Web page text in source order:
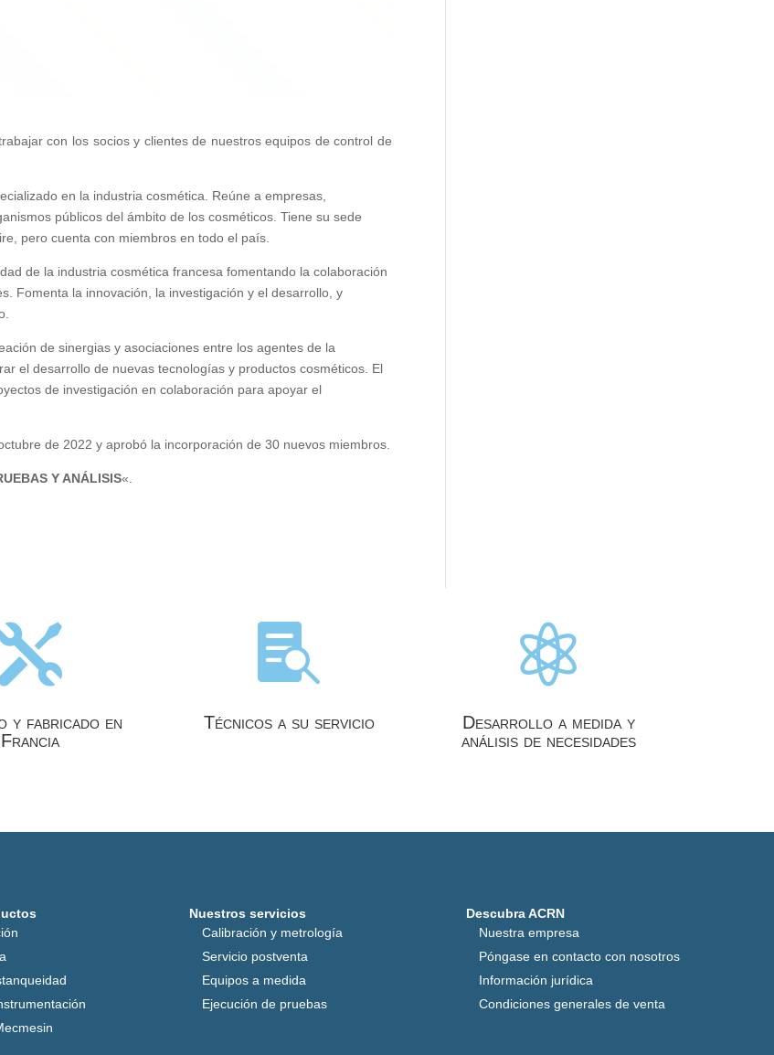
con los socios y clientes de nuestros equipos de control de
en la industria cosmética. Reúne a empresas,
públicos del ámbito de los cosméticos. Tiene su sede
pero cuenta con miembros en todo el país.
de la industria cosmética francesa fomentando la colaboración
Fomenta la innovación, la investigación y el desarrollo, y
de sinergias y asociaciones entre los agentes de la
el desarrollo de nuevas tecnologías y productos cosméticos. El
de investigación en colaboración para apoyar el
de 2022 y aprobó la incorporación de 30 nuevos miembros.
Y ANÁLISIS«.
y fabricado en
Francia

Técnicos a su servicio

Desarrollo a medida y
análisis de necesidades
Nuestros servicios
Calibración y metrología
Servicio postventa
Equipos a medida
Ejecución de pruebas
Descubra ACRN
Nuestra empresa
Póngase en contacto con nosotros
Información jurídica
Condiciones generales de venta